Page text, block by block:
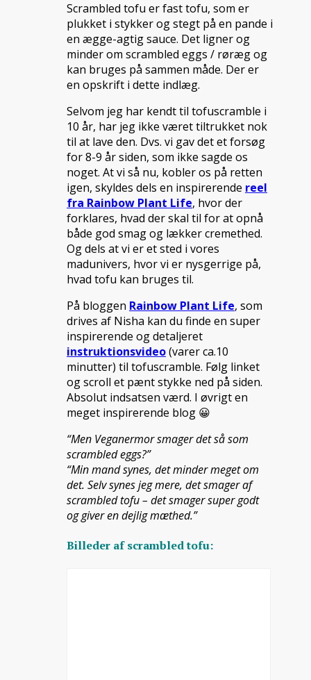
Scrambled tofu er fast tofu, som er
plukket i stykker og stegt på en pande i
en ægge-agtig sauce. Det ligner og
minder om scrambled eggs / røræg og
kan bruges på sammen måde. Der er
en opskrift i dette indlæg.
Selvom jeg har kendt til tofuscramble i
10 år, har jeg ikke været tiltrukket nok
til at lave den. Dvs. vi gav det et forsøg
for 8-9 år siden, som ikke sagde os
noget. At vi så nu, kobler os på retten
igen, skyldes dels en inspirerende reel
fra Rainbow Plant Life, hvor der
forklares, hvad der skal til for at opnå
både god smag og lækker cremethed.
Og dels at vi er et sted i vores
madunivers, hvor vi er nysgerrige på,
hvad tofu kan bruges til.
På bloggen Rainbow Plant Life, som
drives af Nisha kan du finde en super
inspirerende og detaljeret
instruktionsvideo(varer ca.10
minutter) til tofuscramble. Følg linket
og scroll et pænt stykke ned på siden.
Absolut indsatsen værd. I øvrigt en
meget inspirerende blog 😀
“Men Veganermor smager det så som
scrambled eggs?”
“Min mand synes, det minder meget om
det. Selv synes jeg mere, det smager af
scrambled tofu – det smager super godt
og giver en dejlig mæthed.”
Billeder af scrambled tofu: